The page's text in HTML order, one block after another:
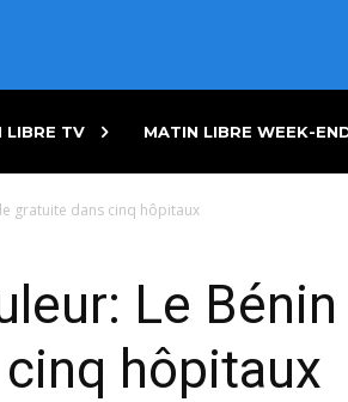
LIBRE TV MATIN LIBRE WEEK-
gratuite dans cinq hôpitaux
Le
hôpitaux